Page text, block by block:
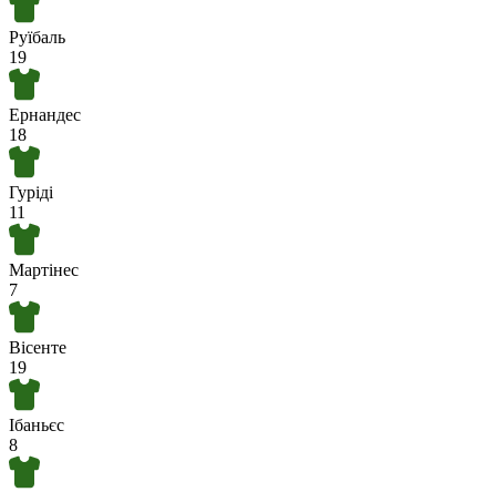
Руїбаль
19
Ернандес
18
Гуріді
11
Мартінес
7
Вісенте
19
Ібаньєс
8